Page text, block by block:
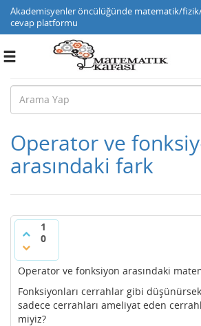
Akademisyenler öncülüğünde matematik/
cevap platformu
Toggle
Operator ve
arasındaki fark
1
0
Operator ve fonksiyon arasındaki
Fonksiyonları cerrahlar gibi
sadece cerrahları ameliyat eden
miyiz?